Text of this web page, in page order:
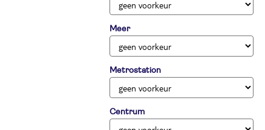
Meer
Metrostation
Centrum